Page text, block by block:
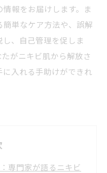
報をお届けします。ま
単なケア方法や、誤解
、自己管理を促しま
がニキビ肌から解放さ
入れる手助けができれ
専門家が語るニキビ